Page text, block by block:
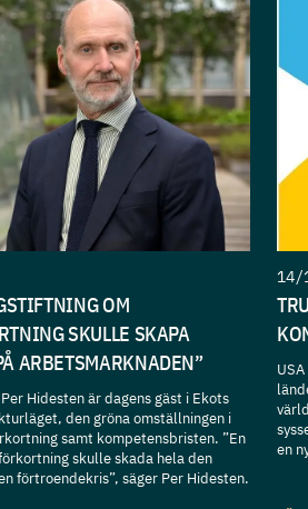
OM
SKULLE SKAPA
ARBETSMARKNADEN”
Hidesten är dagens gäst i Ekots
den gröna omställningen i
samt kompetensbristen. ”En
skulle skada hela den
förtroendekris”, säger Per Hidesten.
14/
en